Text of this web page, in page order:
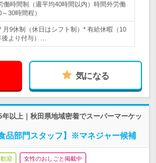
働時間制（週平均40時間以内）時間外労働
30時間程）
月9休制（休日はシフト制）* 有給休暇（10
より付与）…
気になる
以上｜秋田県地域密着でスーパーマーケッ
品部門スタッフ】※マネジャー候補
迎 女性のおしごと掲載中